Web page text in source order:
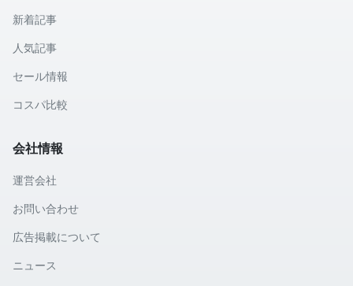
新着記事
人気記事
セール情報
コスパ比較
会社情報
運営会社
お問い合わせ
広告掲載について
ニュース